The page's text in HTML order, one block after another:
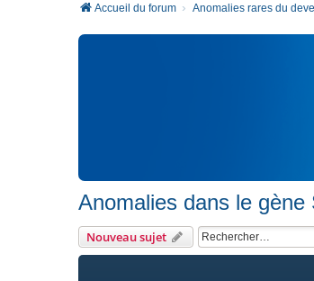
Accueil du forum Anomalies rares du
Anomalies dans le gène
Nouveau sujet